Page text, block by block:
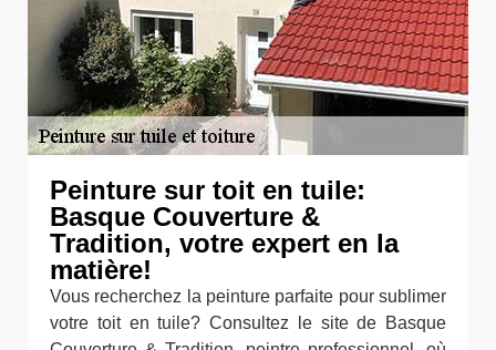
Peinture sur toit en tuile:
Basque Couverture &
Tradition, votre expert en la
matière!
Vous recherchez la peinture parfaite pour sublimer
votre toit en tuile? Consultez le site de Basque